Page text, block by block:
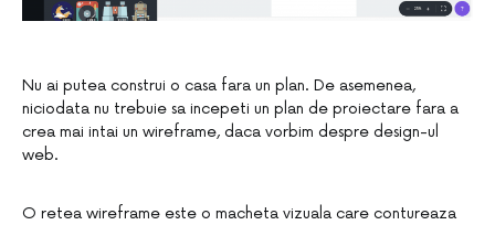
Nu ai putea construi o casa fara un plan. De asemenea,
niciodata nu trebuie sa incepeti un plan de proiectare fara a
crea mai intai un wireframe, daca vorbim despre design-ul
web.
O retea wireframe este o macheta vizuala care contureaza